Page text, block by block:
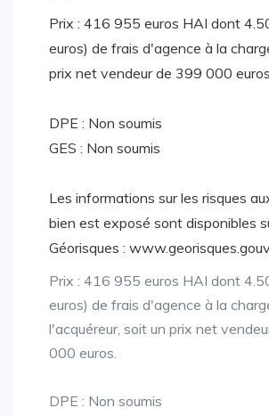
Prix : 416 955 euros HAI dont
euros) de frais d'agence à la
prix net vendeur de 399 000
DPE : Non soumis
GES : Non soumis
Les informations sur les risques
bien est exposé sont disponibles
Géorisques :
Prix : 416 955 euros HAI dont
euros) de frais d'agence à la
l'acquéreur, soit un prix net
000 euros.
DPE : Non soumis